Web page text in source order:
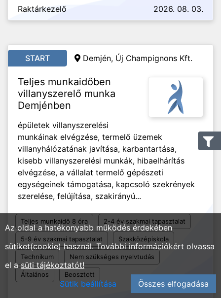
Raktárkezelő 2026. 08. 03.
START Demjén, Új Champignons Kft.
Teljes munkaidőben
villanyszerelő munka
Demjénben
épületek villanyszerelési
munkáinak elvégzése, termelő üzemek
villanyhálózatának javítása, karbantartása,
kisebb villanyszerelési munkák, hibaelhárítás
elvégzése, a vállalat termelő gépészeti
egységeinek támogatása, kapcsoló szekrények
szerelése, felújítása, szakirányú...
Teljes munkaidő 8 óra 2-4 év szakmai tapasztalat
5-9 év szakmai tapasztalat Szakközépiskola
Technikum Nem szükséges nyelvtudás
Általános Beosztott
Az oldal a hatékonyabb működés érdekében
sütiket(cookie) használ. További információkért olvassa
el asüti tájékoztatót!
Sütik beállítása
Összes elfogadása